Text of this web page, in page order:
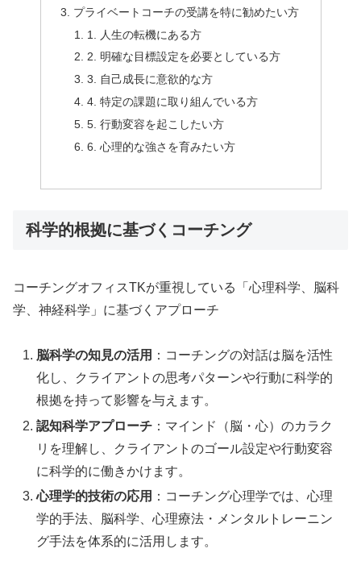
プライベートコーチの受講を特に勧めたい方
1. 人生の転機にある方
2. 明確な目標設定を必要としている方
3. 自己成長に意欲的な方
4. 特定の課題に取り組んでいる方
5. 行動変容を起こしたい方
6. 心理的な強さを育みたい方
科学的根拠に基づくコーチング
コーチングオフィスTKが重視している「心理科学、脳科
学、神経科学」に基づくアプローチ
脳科学の知見の活用 ：コーチングの対話は脳を活性
化し、クライアントの思考パターンや行動に科学的
根拠を持って影響を与えます。
認知科学アプローチ ：マインド（脳・心）のカラク
リを理解し、クライアントのゴール設定や行動変容
に科学的に働きかけます。
心理学的技術の応用 ：コーチング心理学では、心理
学的手法、脳科学、心理療法・メンタルトレーニン
グ手法を体系的に活用します。